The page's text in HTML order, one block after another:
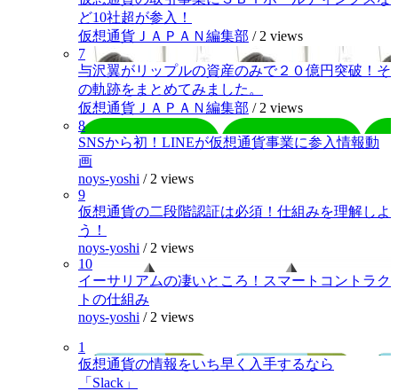
ど10社超が参入！
仮想通貨ＪＡＰＡＮ編集部 / 2 views
7
与沢翼がリップルの資産のみで２０億円突破！そ
の軌跡をまとめてみました。
仮想通貨ＪＡＰＡＮ編集部 / 2 views
8
SNSから初！LINEが仮想通貨事業に参入情報動
画
noys-yoshi / 2 views
9
仮想通貨の二段階認証は必須！仕組みを理解しよ
う！
noys-yoshi / 2 views
10
イーサリアムの凄いところ！スマートコントラク
トの仕組み
noys-yoshi / 2 views
1
仮想通貨の情報をいち早く入手するなら
「Slack」